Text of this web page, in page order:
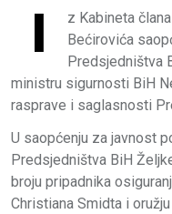
I
z Kabineta
Bećirovića
Predsjedništva
ministru sigurnosti BiH
rasprave i saglasnosti
U saopćenju za javnost
Predsjedništva BiH
broju pripadnika
Christiana Smidta i